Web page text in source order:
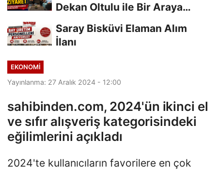
Dekan Oltulu ile Bir Araya
Saray Bisküvi Elaman Alım
İlanı
EKONOMI
Yayınlanma: 27 Aralık 2024 - 12:00
sahibinden.com, 2024'ün ikinci el
ve sıfır alışveriş kategorisindeki
eğilimlerini açıkladı
2024'te kullanıcıların favorilere en çok